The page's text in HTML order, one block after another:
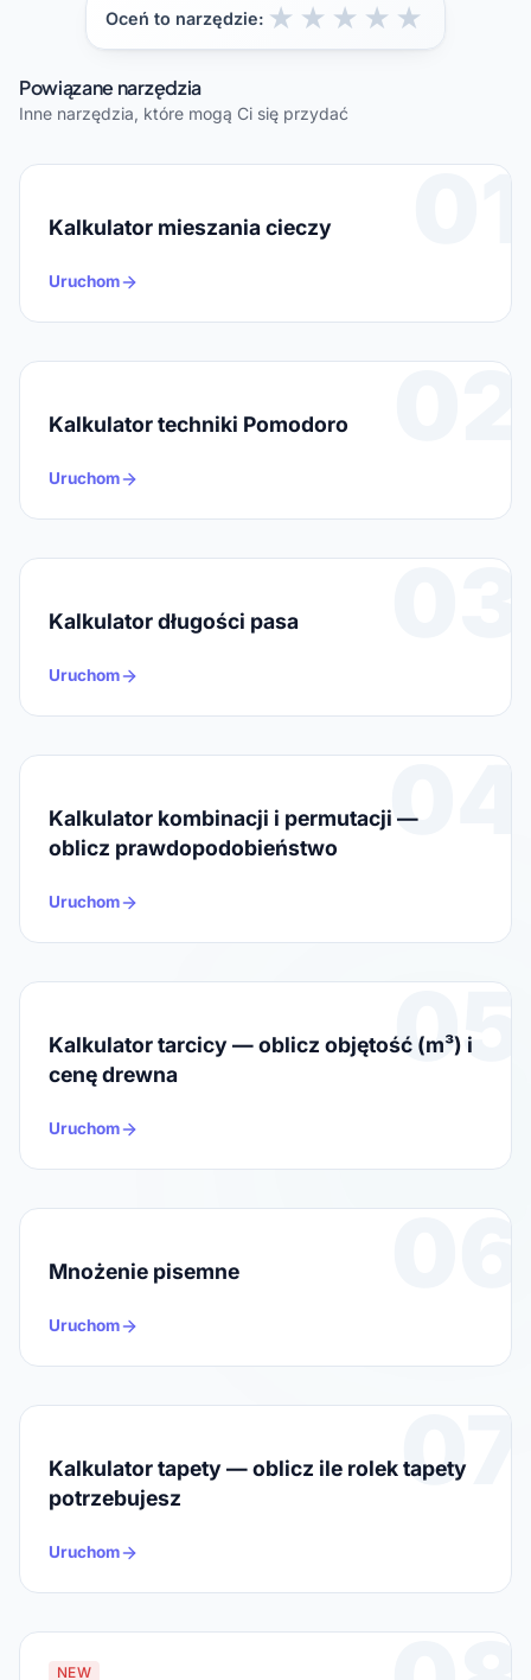
Oceń to narzędzie: ★
★
★
★
★
Powiązane narzędzia
Inne narzędzia, które mogą Ci się przydać
01
Kalkulator mieszania cieczy
Uruchom
02
Kalkulator techniki Pomodoro
Uruchom
03
Kalkulator długości pasa
Uruchom
04
Kalkulator kombinacji i permutacji —
oblicz prawdopodobieństwo
Uruchom
05
Kalkulator tarcicy — oblicz objętość (m³) i
cenę drewna
Uruchom
06
Mnożenie pisemne
Uruchom
07
Kalkulator tapety — oblicz ile rolek tapety
potrzebujesz
Uruchom
NEW